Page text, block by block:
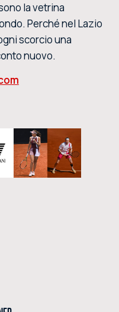
la vetrina
Perché nel Lazio
scorcio una
nuovo.